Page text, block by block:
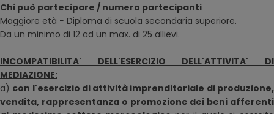
Chi può partecipare / numero partecipanti
Maggiore età − Diploma di scuola secondaria superiore.
Da un minimo di 12 ad un max. di 25 allievi.
INCOMPATIBILITA' DELL'ESERCIZIO DELL'ATTIVITA' DI
MEDIAZIONE:
a) con l'esercizio di attività imprenditoriale di produzione,
vendita, rappresentanza o promozione dei beni afferenti